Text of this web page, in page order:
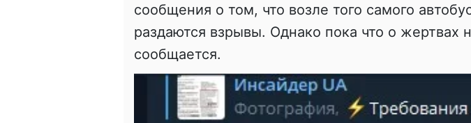
сообщения о том, что возле того самого
раздаются взрывы. Однако пока что о жертвах
сообщается.